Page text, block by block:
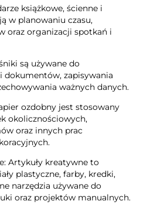
książkowe, ścienne i
w planowaniu czasu,
oraz organizacji spotkań i
są używane do
dokumentów, zapisywania
ważnych danych.
ozdobny jest stosowany
okolicznościowych,
oraz innych prac
Artykuły kreatywne to
plastyczne, farby, kredki,
narzędzia używane do
oraz projektów manualnych.